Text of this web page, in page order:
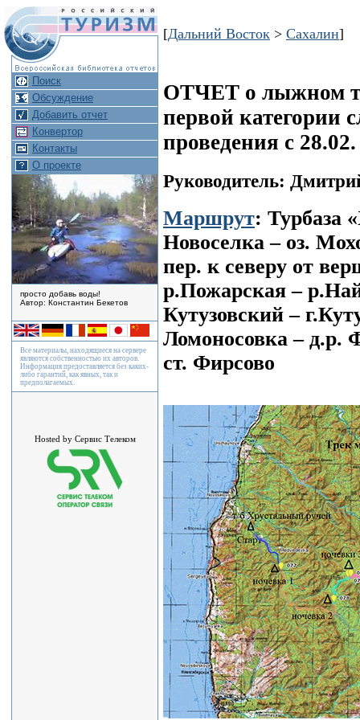
Поиск
Обсуждение
Добавить отчет
Конвертор
Контакты
О проекте
просто добавь воды!
Автор: Константин Бекетов
Все материалы, находящиеся на сервере
являются собственностью их авторов.
Информация предоставляется без каких-
либо гарантий, как явных, так и
предполагаемых.
Hosted by Сервис Телеком
[Дальний Восток > Сахалин]
ОТЧЕТ о лыжном
первой категории
проведения с
Руководитель:
Маршрут: Турбаза
Новоселка – оз.
пер. к северу от
р.Пожарская –
Кутузовский –
Ломоносовка – д.р.
ст. Фирсово